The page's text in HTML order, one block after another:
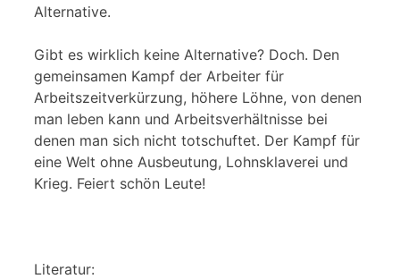
Alternative.
Gibt es wirklich keine Alternative? Doch. Den
gemeinsamen Kampf der Arbeiter für
Arbeitszeitverkürzung, höhere Löhne, von denen
man leben kann und Arbeitsverhältnisse bei
denen man sich nicht totschuftet. Der Kampf für
eine Welt ohne Ausbeutung, Lohnsklaverei und
Krieg. Feiert schön Leute!
Literatur: